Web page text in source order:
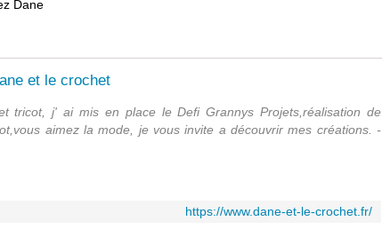
Dane
et le crochet
tricot, j' ai mis en place le Defi Grannys Projets,réalisation de
aimez la mode, je vous invite a découvrir mes créations. -
https://www.dane-et-le-crochet.fr/